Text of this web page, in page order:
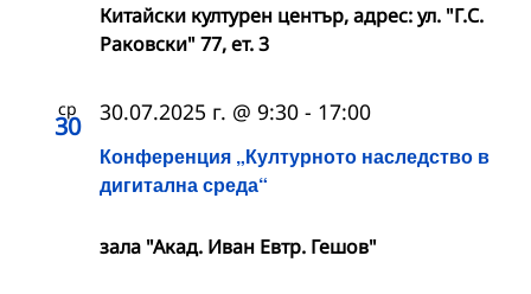
Китайски културен център, адрес: ул. "Г.С.
Раковски" 77, ет. 3
ср
30
Конференция „Културното наследство в
дигитална среда“
30.07.2025 г. @ 9:30 - 17:00
зала "Акад. Иван Евтр. Гешов"